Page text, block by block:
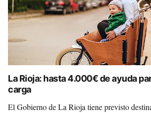
La Rioja: hasta 4.000€ de ayuda
carga
El Gobierno de La Rioja tiene previsto